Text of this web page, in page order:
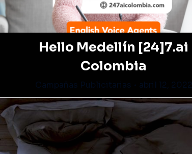
Hello Medellín [24]7.ai
Colombia
Campañas Publicitarias abril 12, 2022